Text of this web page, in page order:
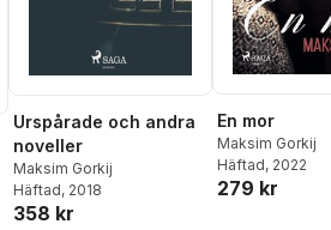
Urspårade och andra
noveller
Maksim Gorkij
Häftad, 2018
358 kr
En mor
Maksim Gorkij
Häftad, 2022
279 kr